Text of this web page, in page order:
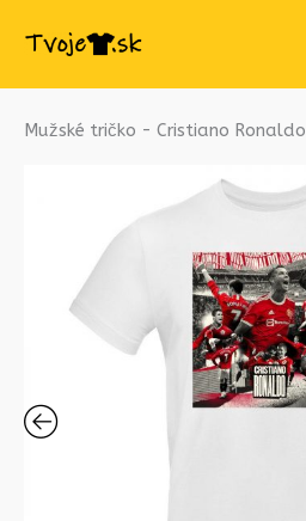
Mužské tričko - Cristiano Ronaldo
množstvo
Cristiano
Ronaldo